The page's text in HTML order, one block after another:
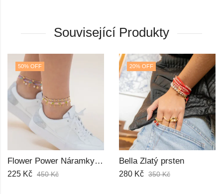
Související Produkty
20% OFF
Bella Zlatý prsten
280Kč 350Kč
18% OFF
412Kč 500Kč